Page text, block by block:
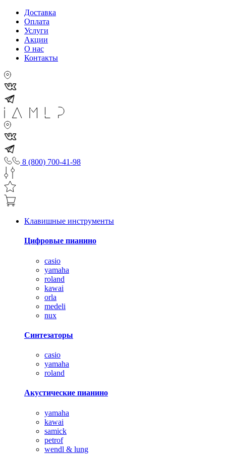
Доставка
Оплата
Услуги
Акции
О нас
Контакты
8 (800) 700-41-98
Клавишные инструменты
Цифровые пианино
casio
yamaha
roland
kawai
orla
medeli
nux
Синтезаторы
casio
yamaha
roland
Акустические пианино
yamaha
kawai
samick
petrof
wendl & lung